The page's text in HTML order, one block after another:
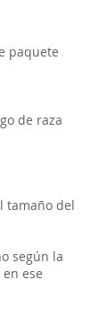
paquete
de raza
tamaño del
según la
ese